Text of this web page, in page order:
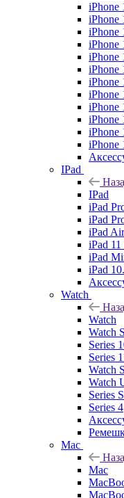
iPhone
iPhone
iPhone
iPhone
iPhone
iPhone
iPhone
iPhone
iPhone
iPhone
iPhone
iPhone
IPad
IPad
iPad
iPad
iPad
iPad
iPad
iPad
Watch
Watch
Watch
Series
Series
Watch
Watch
Series
Series 4
Mac
Mac